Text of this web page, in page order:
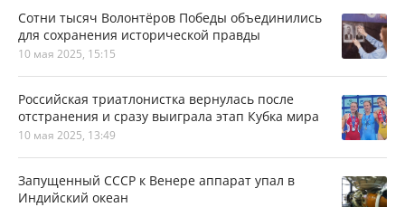
Сотни тысяч Волонтёров Победы объединились
для сохранения исторической правды
10 мая 2025, 15:15
Российская триатлонистка вернулась после
отстранения и сразу выиграла этап Кубка мира
10 мая 2025, 13:49
Запущенный СССР к Венере аппарат упал в
Индийский океан